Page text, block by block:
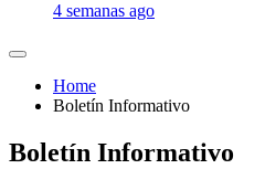
4 semanas ago
Home
Boletín Informativo
Boletín Informativo